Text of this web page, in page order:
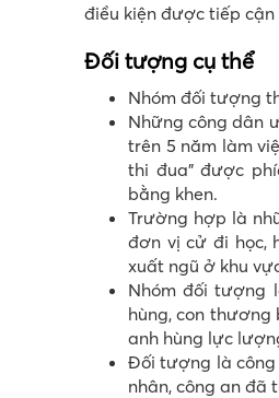
điều kiện được tiếp
Đối tượng cụ thể
Nhóm đối tượng
Những công dân
trên 5 năm làm
thi đua” được
bằng khen.
Trường hợp là
đơn vị cử đi học,
xuất ngũ ở khu
Nhóm đối tượng
hùng, con thương
anh hùng lực
Đối tượng là công
nhân, công an đã